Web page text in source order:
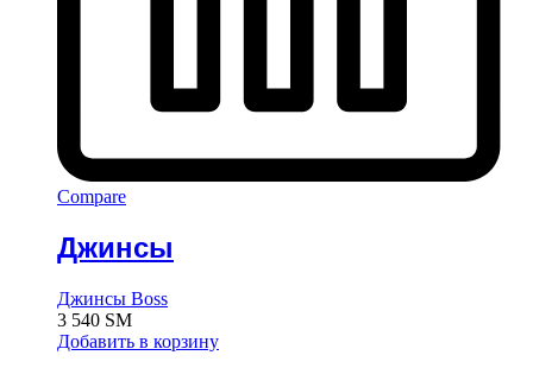
Compare
Джинсы
Джинсы Boss
3 540 ЅМ
Добавить в корзину